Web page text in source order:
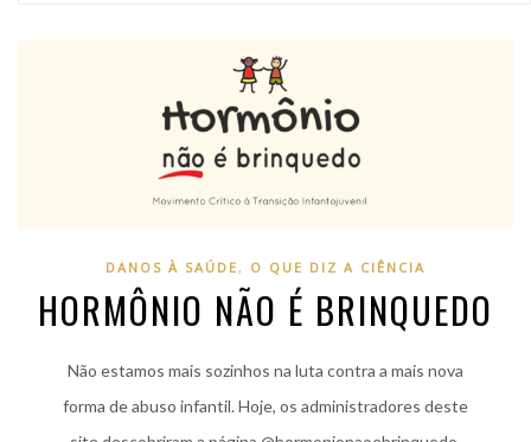
DANOS À SAÚDE, O QUE DIZ A CIÊNCIA
HORMÔNIO NÃO É BRINQUEDO
Não estamos mais sozinhos na luta contra a mais nova
forma de abuso infantil. Hoje, os administradores deste